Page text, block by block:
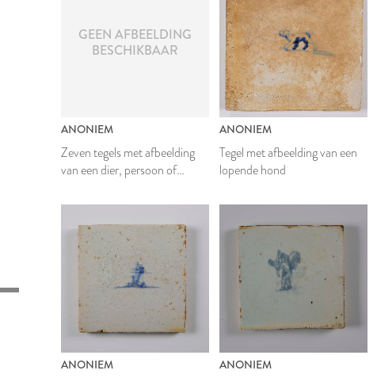
GEEN AFBEELDING
BESCHIKBAAR
ANONIEM
Zeven tegels met afbeelding
van een dier, persoon of
ANONIEM
Tegel met afbeelding van een
lopende hond
ANONIEM ANONIEM